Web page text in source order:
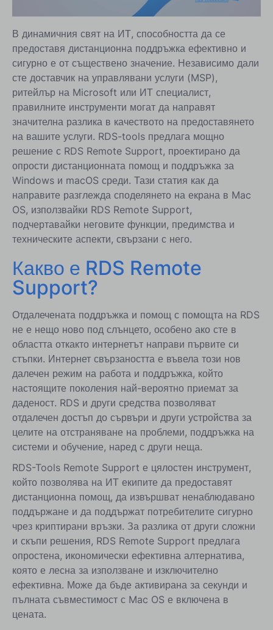
Имате ли допълнителни въпроси относно това
как да споделяте екрана на Mac с RDS-Tools
Заключение за RDS-Tools Как да: Споделяне на
екран на Mac
В динамичния свят на ИТ, способността да се
предоставя дистанционна поддръжка ефективно и
сигурно е от съществено значение. Независимо дали
сте доставчик на управлявани услуги (MSP),
ритейлър на Microsoft или ИТ специалист,
правилните инструменти могат да направят
значителна разлика в качеството на предоставянето
на вашите услуги. RDS-tools предлага мощно
решение с RDS Remote Support, проектирано да
опрости дистанционната помощ и поддръжка за
Windows и macOS среди. Тази статия как да
направите разглежда споделянето на екрана в Mac
OS, използвайки RDS Remote Support,
подчертавайки неговите функции, предимства и
техническите аспекти, свързани с него.
Какво е RDS Remote
Support?
Отдалечената поддръжка и помощ с помощта на RDS
не е нещо ново под слънцето, особено ако сте в
областта откакто интернетът направи първите си
стъпки. Интернет свързаността е въвела този нов
далечен режим на работа и поддръжка, който
настоящите поколения най-вероятно приемат за
даденост. RDS и други средства позволяват
отдалечен достъп до сървъри и други устройства за
целите на отстраняване на проблеми, поддръжка на
системи и обучение, наред с други неща.
RDS-Tools Remote Support е цялостен инструмент,
който позволява на ИТ екипите да предоставят
дистанционна помощ, да извършват ненаблюдавано
поддържане и да поддържат потребителите сигурно
чрез криптирани връзки. За разлика от други сложни
и скъпи решения, RDS Remote Support предлага
опростена, икономически ефективна алтернатива,
която е лесна за използване и изключително
ефективна. Може да бъде активирана за секунди и
пълната съвместимост с Mac OS е включена в
цената.